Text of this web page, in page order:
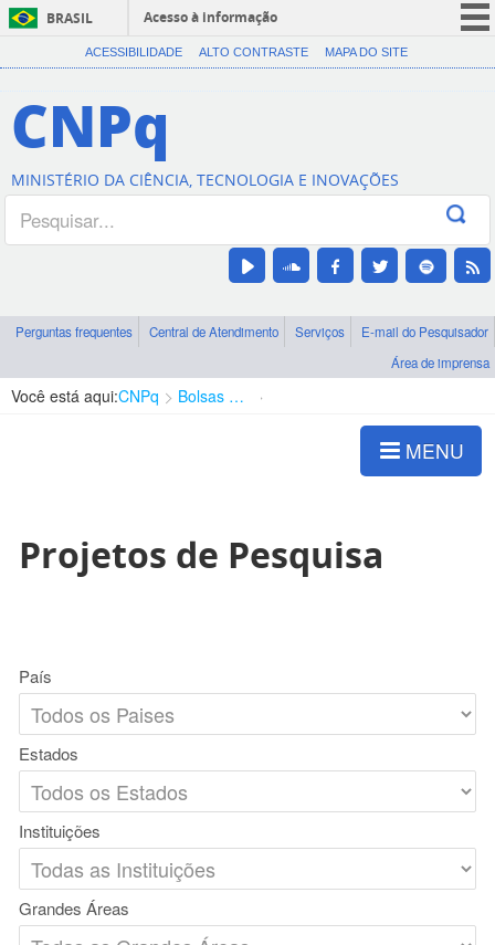
BRASIL
Acesso à informação
CORONAVÍRUS (COVID-19)
Canais
ACESSIBILIDADE ALTO CONTRASTE MAPA DO SITE
CNPq
MINISTÉRIO DA CIÊNCIA, TECNOLOGIA E INOVAÇÕES
Perguntas frequentes Central de Atendimento Serviços
E-mail do Pesquisador
Área de imprensa
Você está aqui:CNPq Bolsas e Auxílios Vigentes
MENU
Projetos de Pesquisa
País
Estados
Instituições
Grandes Áreas